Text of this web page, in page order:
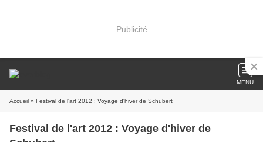
Publicité
MENU
Accueil » Festival de l'art 2012 : Voyage d'hiver de Schubert
Festival de l'art 2012 : Voyage d'hiver de